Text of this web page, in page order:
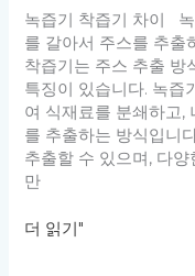
천
(초
보,
나
이
키,
아
식
남
자,
녹즙기 착즙기 차이
를 갈아서 주스를 추출
착즙기는 주스 추출 방
특징이 있습니다. 녹즙
여 식재료를 분쇄하고,
를 추출하는 방식입니
추출할 수 있으며, 다
만
BEST
더 읽기"